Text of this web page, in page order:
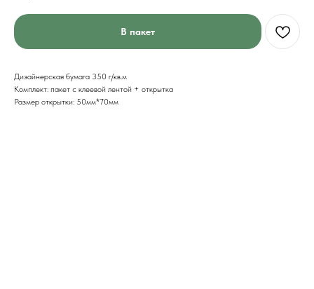
В пакет
Дизайнерская бумага 350 г/кв.м
Комплект: пакет с клеевой лентой + открытка
Размер открытки: 50мм*70мм